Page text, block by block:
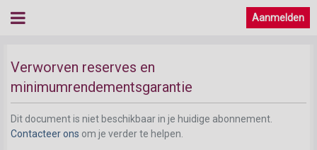
Aanmelden
Verworven reserves en
minimumrendementsgarantie
Dit document is niet beschikbaar in je huidige abonnement.
Contacteer ons om je verder te helpen.